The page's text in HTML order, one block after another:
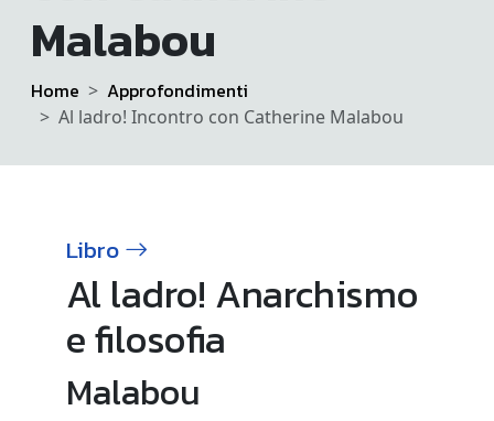
Malabou
Home Approfondimenti
Al ladro! Incontro con Catherine Malabou
Libro
Al ladro! Anarchismo
e filosofia
Malabou